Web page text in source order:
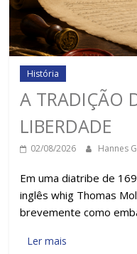
História
A TRADIÇÃO
LIBERDADE
02/08/2026 Hannes
Em uma diatribe de
inglês whig Thomas
brevemente como
Ler mais